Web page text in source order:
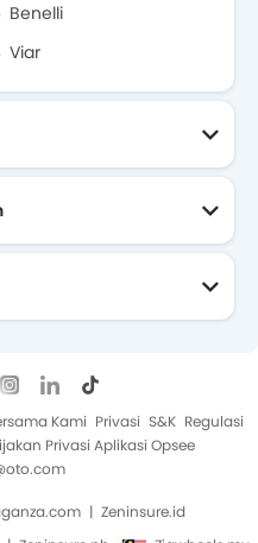
Benelli
Viar
Kami Privasi S&K Regulasi
Privasi Aplikasi Opsee
Zeninsure.id